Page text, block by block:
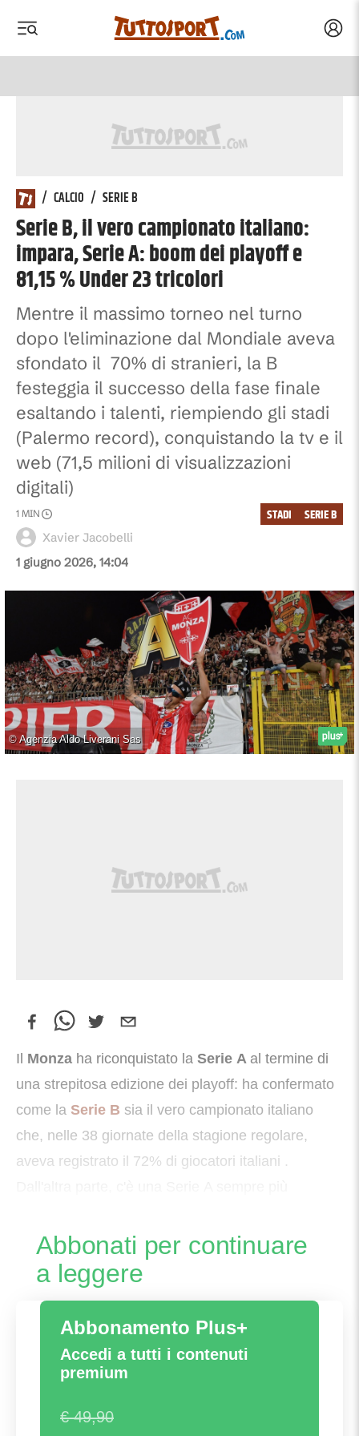
/ CALCIO / SERIE B
Serie B, il vero campionato italiano:
impara, Serie A: boom dei playoff e
81,15 % Under 23 tricolori
Mentre il massimo torneo nel turno
dopo l'eliminazione dal Mondiale aveva
sfondato il 70% di stranieri, la B
festeggia il successo della fase finale
esaltando i talenti, riempiendo gli stadi
(Palermo record), conquistando la tv e il
web (71,5 milioni di visualizzazioni
digitali)
1 giugno 2026, 14:04
Xavier Jacobelli
1 MIN SERIE B
STADI
©Agenzia Aldo Liverani Sas
Il Monza ha riconquistato la Serie A al termine di
una strepitosa edizione dei playoff: ha confermato
come la Serie B sia il vero campionato italiano
che, nelle 38 giornate della stagione regolare,
aveva registrato il 72% di giocatori italiani .
Abbonati per continuare
a leggere
Abbonamento Plus+
Accedi a tutti i contenuti
premium
€ 49,90